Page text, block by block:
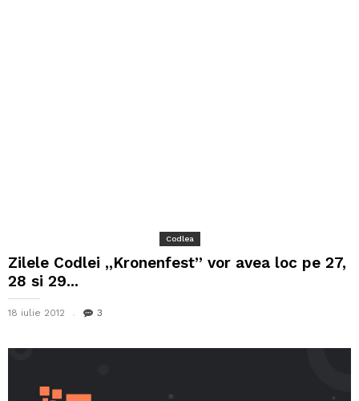
Codlea
Zilele Codlei ,,Kronenfest” vor avea loc pe 27,
28 si 29...
18 iulie 2012 3